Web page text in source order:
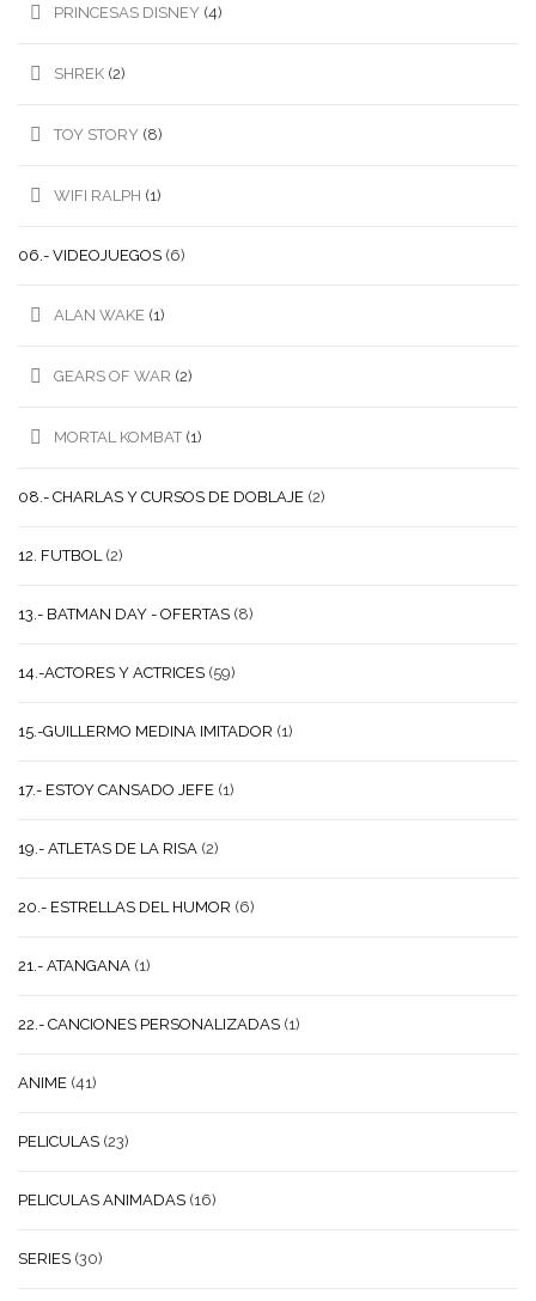
PRINCESAS DISNEY (4)
SHREK (2)
TOY STORY (8)
WIFI RALPH (1)
06.- VIDEOJUEGOS (6)
ALAN WAKE (1)
GEARS OF WAR (2)
MORTAL KOMBAT (1)
08.- CHARLAS Y CURSOS DE DOBLAJE (2)
12. FUTBOL (2)
13.- BATMAN DAY - OFERTAS (8)
14.-ACTORES Y ACTRICES (59)
15.-GUILLERMO MEDINA IMITADOR (1)
17.- ESTOY CANSADO JEFE (1)
19.- ATLETAS DE LA RISA (2)
20.- ESTRELLAS DEL HUMOR (6)
21.- ATANGANA (1)
22.- CANCIONES PERSONALIZADAS (1)
ANIME (41)
PELICULAS (23)
PELICULAS ANIMADAS (16)
SERIES (30)